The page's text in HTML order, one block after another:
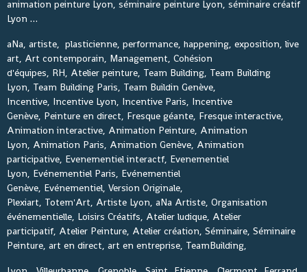
animation peinture Lyon, séminaire peinture Lyon, séminaire créatif
Lyon …
aNa, artiste, plasticienne, performance, happening, exposition, live
art, Art contemporain, Management, Cohésion
d'équipes, RH, Atelier peinture, Team Building, Team Building
Lyon, Team Building Paris, Team Buildin Genève,
Incentive, Incentive Lyon, Incentive Paris, Incentive
Genève, Peinture en direct, Fresque géante, Fresque interactive,
Animation interactive, Animation Peinture, Animation
Lyon, Animation Paris, Animation Genève, Animation
participative, Evenementiel interactf, Evenementiel
Lyon, Evénementiel Paris, Evénementiel
Genève, Evénementiel, Version Originale,
Plexiart, Totem'Art, Artiste Lyon, aNa Artiste, Organisation
événementielle, Loisirs Créatifs, Atelier ludique, Atelier
participatif, Atelier Peinture, Atelier création, Séminaire, Séminaire
Peinture, art en direct, art en entreprise, TeamBuilding,